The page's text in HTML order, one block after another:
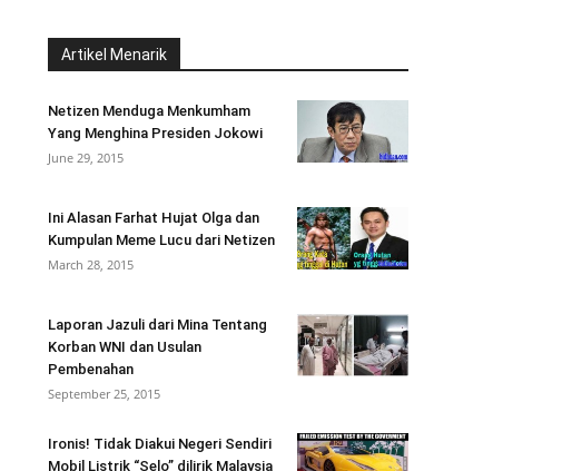
Artikel Menarik
Netizen Menduga Menkumham
Yang Menghina Presiden Jokowi
June 29, 2015
Ini Alasan Farhat Hujat Olga dan
Kumpulan Meme Lucu dari Netizen
March 28, 2015
Laporan Jazuli dari Mina Tentang
Korban WNI dan Usulan
Pembenahan
September 25, 2015
Ironis! Tidak Diakui Negeri Sendiri
Mobil Listrik “Selo” dilirik Malaysia